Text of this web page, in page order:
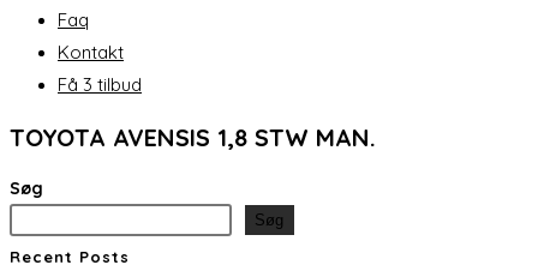
Faq
Kontakt
Få 3 tilbud
TOYOTA AVENSIS 1,8 STW MAN.
Søg
Søg
Recent Posts